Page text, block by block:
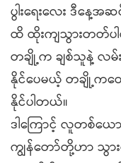
ပွါးရေးလေး ဒီနေ့
ထိ ထိုးကျသွားတတ်ပ
တချို့က ချစ်သူနဲ့ လမ်
နိုင်ပေမယ့် တချို့ကတ
နိုင်ပါတယ်။
ဒါကြောင့် လူတစ်ယ
ကျွန်တော်တို့ဟာ သွာ